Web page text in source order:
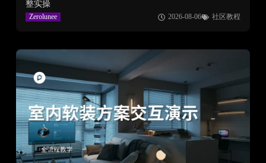
整实操
Zerolunee 2026-08-06 社区教程